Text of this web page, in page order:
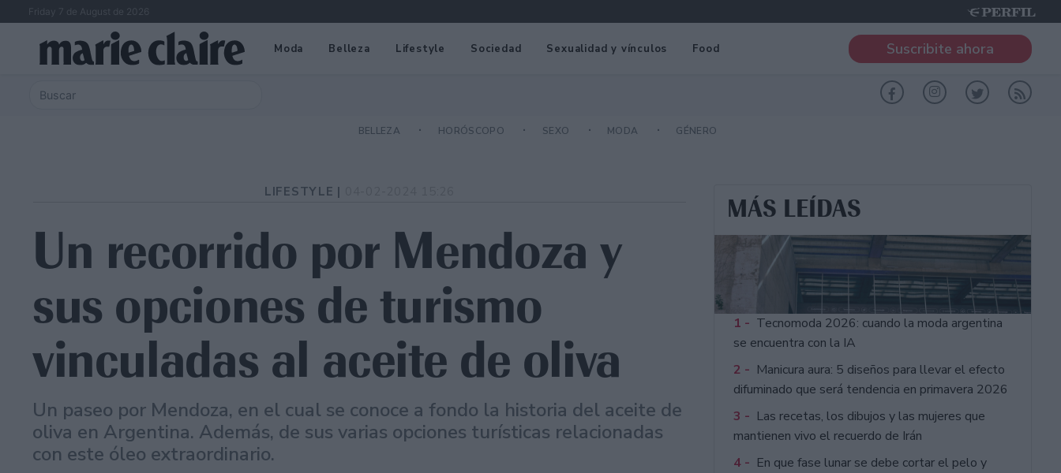
Friday 7 de August de 2026
Moda Belleza Lifestyle Sociedad Sexualidad y vínculos Food Suscribite ahora
BELLEZA HORÓSCOPO SEXO MODA GÉNERO
LIFESTYLE |
Un recorrido por Mendoza y
sus opciones de turismo
vinculadas al aceite de oliva
Un paseo por Mendoza, en el cual se conoce a fondo la historia del aceite de
oliva en Argentina. Además, de sus varias opciones turísticas relacionadas
con este óleo extraordinario.
MÁS LEÍDAS
1 - Tecnomoda 2026: cuando la moda argentina
se encuentra con la IA
2 - Manicura aura: 5 diseños para llevar el efecto
difuminado que será tendencia en primavera 2026
3 - Las recetas, los dibujos y las mujeres que
mantienen vivo el recuerdo de Irán
4 - En que fase lunar se debe cortar el pelo y